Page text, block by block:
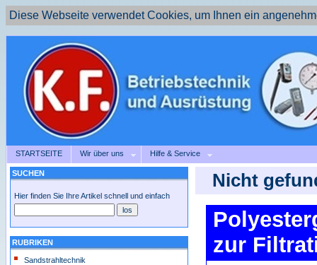
Diese Webseite verwendet Cookies, um Ihnen ein
STARTSEITE Wir über uns Hilfe & Service
SUCHEN
Hier finden Sie Ihre Artikel schnell und einfach
RUBRIKEN
Sandstrahltechnik
Nicht
zur